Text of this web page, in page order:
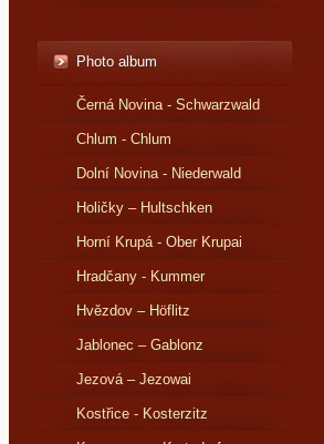
Photo album
Černá Novina - Schwarzwald
Chlum - Chlum
Dolní Novina - Niederwald
Holičky – Hultschken
Horní Krupá - Ober Krupai
Hradčany - Kummer
Hvězdov – Höflitz
Jablonec – Gablonz
Jezová – Jezowai
Kostřice - Kosterzitz